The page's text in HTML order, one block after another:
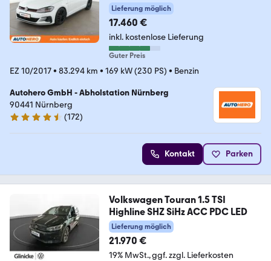
Lieferung möglich
17.460 €
inkl. kostenlose Lieferung
Guter Preis
EZ 10/2017• 83.294 km • 169 kW (230 PS) • Benzin
Autohero GmbH - Abholstation Nürnberg
90441 Nürnberg
4.5 Sterne
(172)
Kontakt Parken
Volkswagen Touran 1.5 TSI
Highline SHZ SiHz ACC PDC LED
Lieferung möglich
21.970 €
19% MwSt. ggf. zzgl. Lieferkosten